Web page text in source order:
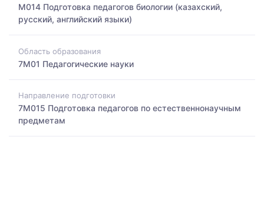
M014 Подготовка педагогов биологии (казахский,
русский, английский языки)
Область образования
7M01 Педагогические науки
Направление подготовки
7M015 Подготовка педагогов по естественнонаучным
предметам